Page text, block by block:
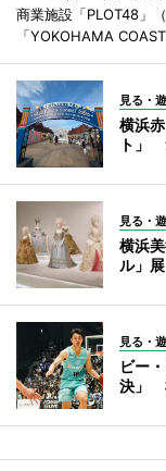
商業施設「PLOT48」
「YOKOHAMA
見る・
横浜
ト」
見る・
横浜
ル」
見る・
ビー
決」